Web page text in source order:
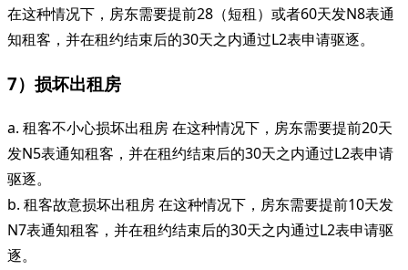
在这种情况下，房东需要提前28（短租）或者60天发N8表通
知租客，并在租约结束后的30天之内通过L2表申请驱逐。
7）损坏出租房
a. 租客不小心损坏出租房 在这种情况下，房东需要提前20天
发N5表通知租客，并在租约结束后的30天之内通过L2表申请
驱逐。
b. 租客故意损坏出租房 在这种情况下，房东需要提前10天发
N7表通知租客，并在租约结束后的30天之内通过L2表申请驱
逐。